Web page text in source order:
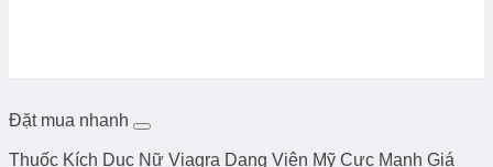
Đặt mua nhanh
Thuốc Kích Dục Nữ Viagra Dạng Viên Mỹ Cực Mạnh Giá